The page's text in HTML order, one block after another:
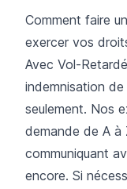
Comment faire
exercer vos
Avec Vol-
indemnisation
seulement. Nos
demande de A à
communiquant
encore. Si